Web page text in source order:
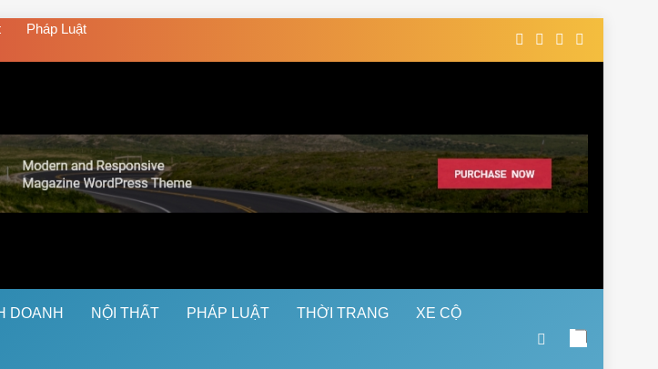
Pháp Luật
DOANH NỘI THẤT PHÁP LUẬT THỜI TRANG XE CỘ